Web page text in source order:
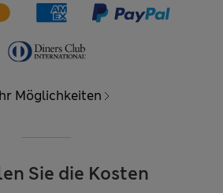
Möglichkeiten
Sie die Kosten